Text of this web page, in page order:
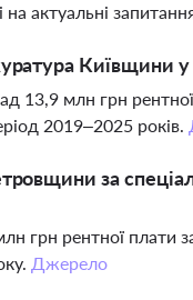
актуальні
Київщини у
13,9 млн грн
2019–2025 років.
за
грн рентної плати
Джерело